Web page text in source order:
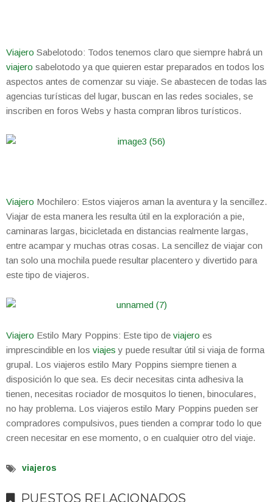
Viajero Sabelotodo: Todos tenemos claro que siempre habrá un
viajero sabelotodo ya que quieren estar preparados en todos los
aspectos antes de comenzar su viaje. Se abastecen de todas las
agencias turísticas del lugar, buscan en las redes sociales, se
inscriben en foros Webs y hasta compran libros turísticos.
Viajero Mochilero: Estos viajeros aman la aventura y la sencillez.
Viajar de esta manera les resulta útil en la exploración a pie,
caminaras largas, bicicletada en distancias realmente largas,
entre acampar y muchas otras cosas. La sencillez de viajar con
tan solo una mochila puede resultar placentero y divertido para
este tipo de viajeros.
Viajero Estilo Mary Poppins: Este tipo de viajero es
imprescindible en los viajes y puede resultar útil si viaja de forma
grupal. Los viajeros estilo Mary Poppins siempre tienen a
disposición lo que sea. Es decir necesitas cinta adhesiva la
tienen, necesitas rociador de mosquitos lo tienen, binoculares,
no hay problema. Los viajeros estilo Mary Poppins pueden ser
compradores compulsivos, pues tienden a comprar todo lo que
creen necesitar en ese momento, o en cualquier otro del viaje.
viajeros
PUESTOS RELACIONADOS